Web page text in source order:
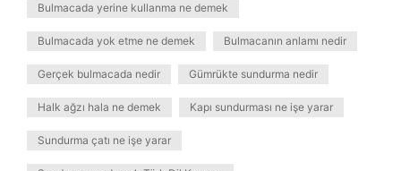
Bulmacada yerine kullanma ne demek
Bulmacada yok etme ne demek Bulmacanın anlamı nedir
Gerçek bulmacada nedir Gümrükte sundurma nedir
Halk ağzı hala ne demek Kapı sundurması ne işe yarar
Sundurma çatı ne işe yarar